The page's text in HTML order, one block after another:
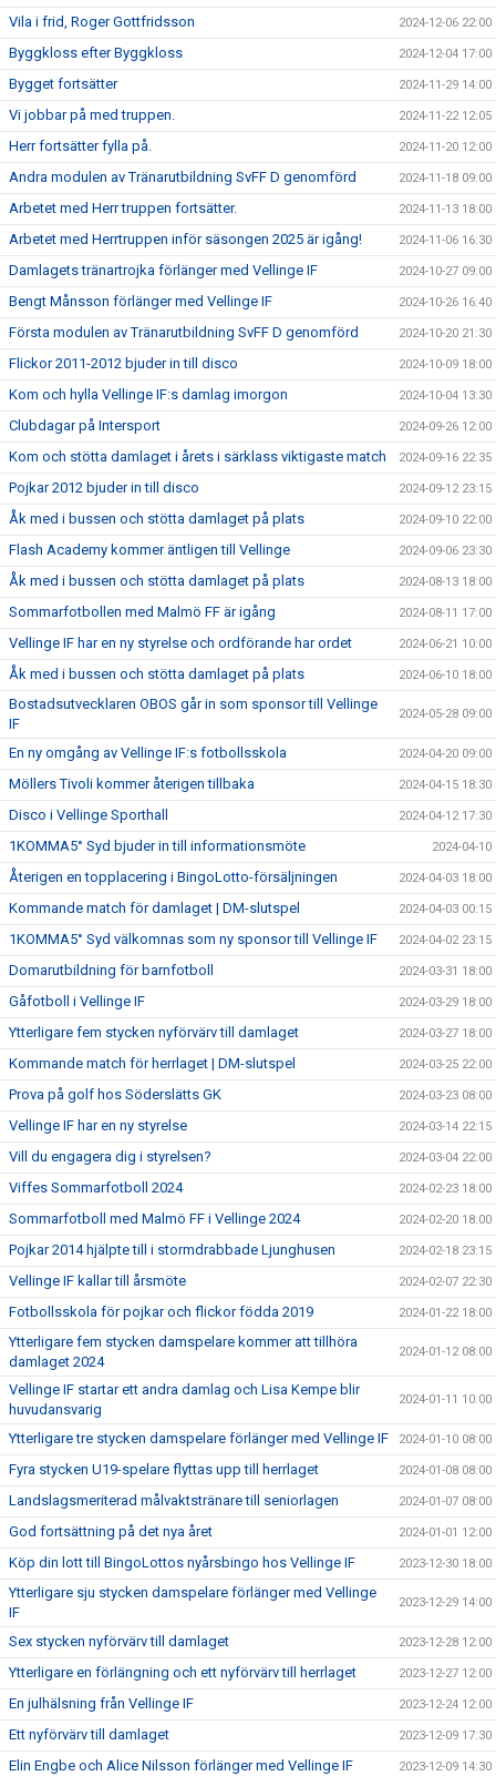
Vila i frid, Roger Gottfridsson 2024-12-06 22:00
Byggkloss efter Byggkloss 2024-12-04 17:00
Bygget fortsätter 2024-11-29 14:00
Vi jobbar på med truppen. 2024-11-22 12:05
Herr fortsätter fylla på. 2024-11-20 12:00
Andra modulen av Tränarutbildning SvFF D genomförd 2024-11-18 09:00
Arbetet med Herr truppen fortsätter. 2024-11-13 18:00
Arbetet med Herrtruppen inför säsongen 2025 är igång! 2024-11-06 16:30
Damlagets tränartrojka förlänger med Vellinge IF 2024-10-27 09:00
Bengt Månsson förlänger med Vellinge IF 2024-10-26 16:40
Första modulen av Tränarutbildning SvFF D genomförd 2024-10-20 21:30
Flickor 2011-2012 bjuder in till disco 2024-10-09 18:00
Kom och hylla Vellinge IF:s damlag imorgon 2024-10-04 13:30
Clubdagar på Intersport 2024-09-26 12:00
Kom och stötta damlaget i årets i särklass viktigaste match 2024-09-16 22:35
Pojkar 2012 bjuder in till disco 2024-09-12 23:15
Åk med i bussen och stötta damlaget på plats 2024-09-10 22:00
Flash Academy kommer äntligen till Vellinge 2024-09-06 23:30
Åk med i bussen och stötta damlaget på plats 2024-08-13 18:00
Sommarfotbollen med Malmö FF är igång 2024-08-11 17:00
Vellinge IF har en ny styrelse och ordförande har ordet 2024-06-21 10:00
Åk med i bussen och stötta damlaget på plats 2024-06-10 18:00
Bostadsutvecklaren OBOS går in som sponsor till Vellinge
IF
2024-05-28 09:00
En ny omgång av Vellinge IF:s fotbollsskola 2024-04-20 09:00
Möllers Tivoli kommer återigen tillbaka 2024-04-15 18:30
Disco i Vellinge Sporthall 2024-04-12 17:30
1KOMMA5° Syd bjuder in till informationsmöte 2024-04-10
Återigen en topplacering i BingoLotto-försäljningen 2024-04-03 18:00
Kommande match för damlaget | DM-slutspel 2024-04-03 00:15
1KOMMA5° Syd välkomnas som ny sponsor till Vellinge IF 2024-04-02 23:15
Domarutbildning för barnfotboll 2024-03-31 18:00
Gåfotboll i Vellinge IF 2024-03-29 18:00
Ytterligare fem stycken nyförvärv till damlaget 2024-03-27 18:00
Kommande match för herrlaget | DM-slutspel 2024-03-25 22:00
Prova på golf hos Söderslätts GK 2024-03-23 08:00
Vellinge IF har en ny styrelse 2024-03-14 22:15
Vill du engagera dig i styrelsen? 2024-03-04 22:00
Viffes Sommarfotboll 2024 2024-02-23 18:00
Sommarfotboll med Malmö FF i Vellinge 2024 2024-02-20 18:00
Pojkar 2014 hjälpte till i stormdrabbade Ljunghusen 2024-02-18 23:15
Vellinge IF kallar till årsmöte 2024-02-07 22:30
Fotbollsskola för pojkar och flickor födda 2019 2024-01-22 18:00
Ytterligare fem stycken damspelare kommer att tillhöra
damlaget 2024
2024-01-12 08:00
Vellinge IF startar ett andra damlag och Lisa Kempe blir
huvudansvarig
2024-01-11 10:00
Ytterligare tre stycken damspelare förlänger med Vellinge IF 2024-01-10 08:00
Fyra stycken U19-spelare flyttas upp till herrlaget 2024-01-08 08:00
Landslagsmeriterad målvaktstränare till seniorlagen 2024-01-07 08:00
God fortsättning på det nya året 2024-01-01 12:00
Köp din lott till BingoLottos nyårsbingo hos Vellinge IF 2023-12-30 18:00
Ytterligare sju stycken damspelare förlänger med Vellinge
IF
2023-12-29 14:00
Sex stycken nyförvärv till damlaget 2023-12-28 12:00
Ytterligare en förlängning och ett nyförvärv till herrlaget 2023-12-27 12:00
En julhälsning från Vellinge IF 2023-12-24 12:00
Ett nyförvärv till damlaget 2023-12-09 17:30
Elin Engbe och Alice Nilsson förlänger med Vellinge IF 2023-12-09 14:30